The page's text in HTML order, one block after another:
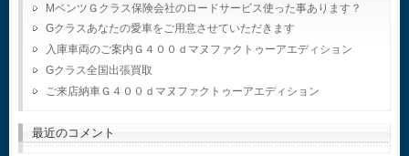
MベンツＧクラス保険会社のロードサービス使った事あります？
Gクラスあなたの愛車をご用意させていただきます
入庫車両のご案内Ｇ４００ｄマヌファクトゥーアエディション
Gクラス全国出張買取
ご来店納車Ｇ４００ｄマヌファクトゥーアエディション
最近のコメント